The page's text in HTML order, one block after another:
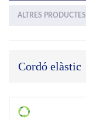
ALTRES PRODUCTES
Cordó elàstic